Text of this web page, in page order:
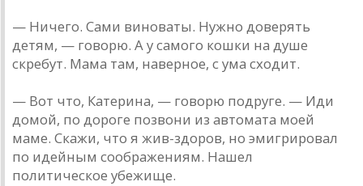
— Ничего. Сами виноваты. Нужно доверять
детям, — говорю. А у самого кошки на душе
скребут. Мама там, наверное, с ума сходит.
— Вот что, Катерина, — говорю подруге. — Иди
домой, по дороге позвони из автомата моей
маме. Скажи, что я жив-здоров, но эмигрировал
по идейным соображениям. Нашел
политическое убежище.